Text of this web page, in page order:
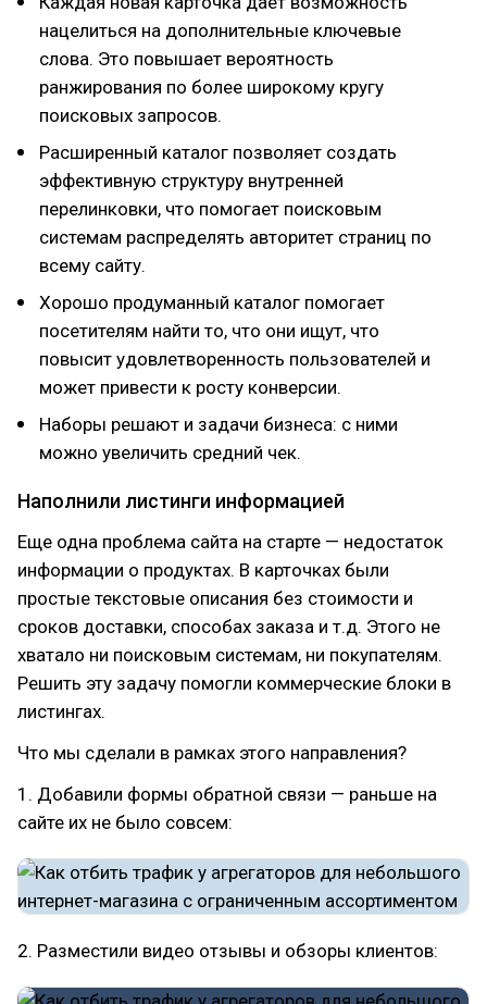
нацелиться на дополнительные ключевые
слова. Это повышает вероятность
ранжирования по более широкому кругу
поисковых запросов.
Расширенный каталог позволяет создать
эффективную структуру внутренней
перелинковки, что помогает поисковым
системам распределять авторитет страниц по
всему сайту.
Хорошо продуманный каталог помогает
посетителям найти то, что они ищут, что
повысит удовлетворенность пользователей и
может привести к росту конверсии.
Наборы решают и задачи бизнеса: с ними
можно увеличить средний чек.
Наполнили листинги информацией
Еще одна проблема сайта на старте — недостаток
информации о продуктах. В карточках были
простые текстовые описания без стоимости и
сроков доставки, способах заказа и т.д. Этого не
хватало ни поисковым системам, ни покупателям.
Решить эту задачу помогли коммерческие блоки в
листингах.
Что мы сделали в рамках этого направления?
1. Добавили формы обратной связи — раньше на
сайте их не было совсем:
2. Разместили видео отзывы и обзоры клиентов: